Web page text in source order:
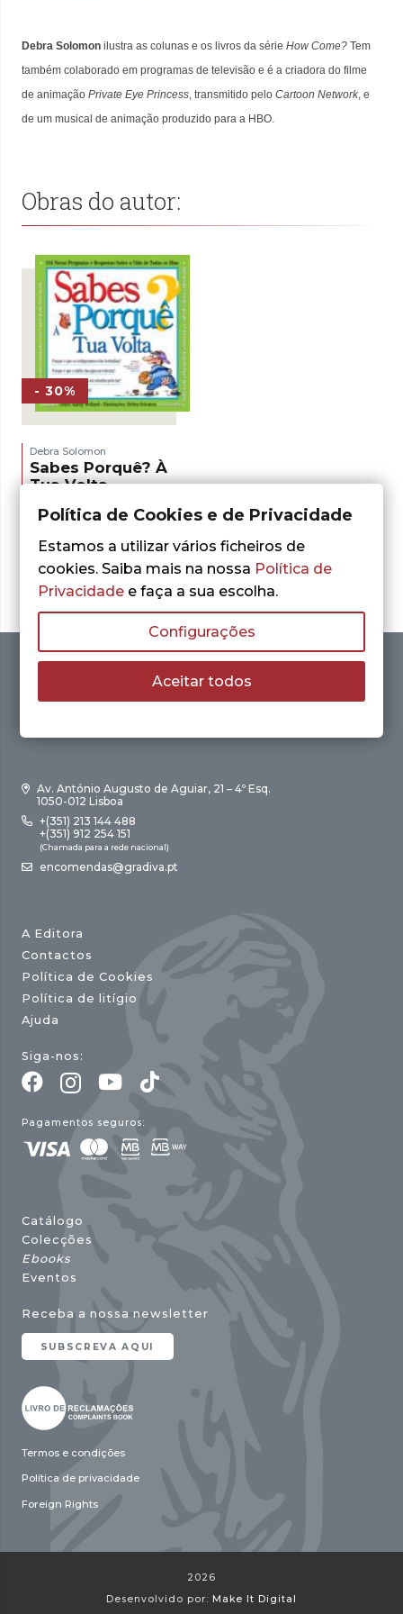
Debra Solomon ilustra as colunas e os livros da série How Come? Tem
também colaborado em programas de televisão e é a criadora do filme
de animação Private Eye Princess , transmitido pelo Cartoon Network , e
de um musical de animação produzido para a HBO.
Obras do autor:
- 30%
Debra Solomon
Sabes Porquê? À
Tua Volta
10,00 € O
original
10,00 €.
7,00 €O
atual
7,00 €.
Av. António Augusto de Aguiar, 21 – 4º Esq.
1050-012 Lisboa
+(351) 213 144 488
+(351) 912 254 151
(Chamada para a rede nacional)
encomendas@gradiva.pt
A Editora
Contactos
Política de Cookies
Política de litígio
Ajuda
Siga-nos:
Pagamentos seguros:
Catálogo
Colecções
Ebooks
Eventos
Receba a nossa newsletter
SUBSCREVA AQUI
Termos e condições
Política de privacidade
Foreign Rights
2026
Desenvolvido por: Make It Digital
Política de Cookies e de Privacidade
Estamos a utilizar vários ficheiros de
cookies. Saiba mais na nossa Política de
Privacidade e faça a sua escolha.
Configurações
Aceitar todos